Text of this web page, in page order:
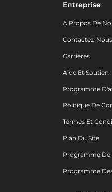
Entreprise
A Propos De
Contactez-Nous
Carrières
Aide Et Soutien
Programme
Politique De
Termes Et
Plan Du Site
Programme De
Programme